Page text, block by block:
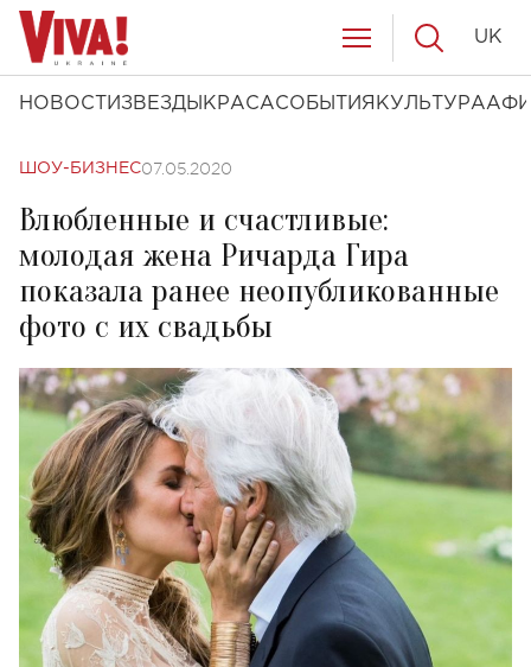
НОВОСТИ ЗВЕЗДЫ КРАСАСОБЫТИЯ КУЛЬТУРА
UK
ШОУ-БИЗНЕС07.05.2020
Влюбленные и счастливые:
молодая жена Ричарда Гира
показала ранее неопубликованные
фото с их свадьбы